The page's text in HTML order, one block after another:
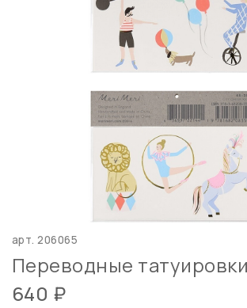
арт.206065
Переводные
640 ₽